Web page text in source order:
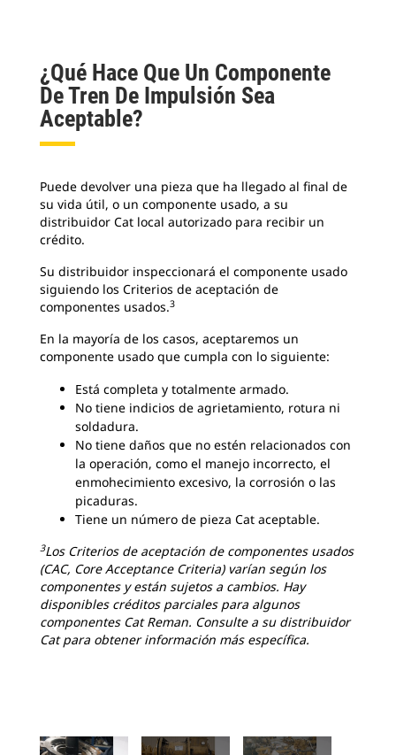
¿Qué Hace Que Un Componente
De Tren De Impulsión Sea
Aceptable?
Puede devolver una pieza que ha llegado al final de
su vida útil, o un componente usado, a su
distribuidor Cat local autorizado para recibir un
crédito.
Su distribuidor inspeccionará el componente usado
siguiendo los Criterios de aceptación de
componentes usados.3
En la mayoría de los casos, aceptaremos un
componente usado que cumpla con lo siguiente:
Está completa y totalmente armado.
No tiene indicios de agrietamiento, rotura ni
soldadura.
No tiene daños que no estén relacionados con
la operación, como el manejo incorrecto, el
enmohecimiento excesivo, la corrosión o las
picaduras.
Tiene un número de pieza Cat aceptable.
3Los Criterios de aceptación de componentes usados
(CAC, Core Acceptance Criteria) varían según los
componentes y están sujetos a cambios. Hay
disponibles créditos parciales para algunos
componentes Cat Reman. Consulte a su distribuidor
Cat para obtener información más específica.